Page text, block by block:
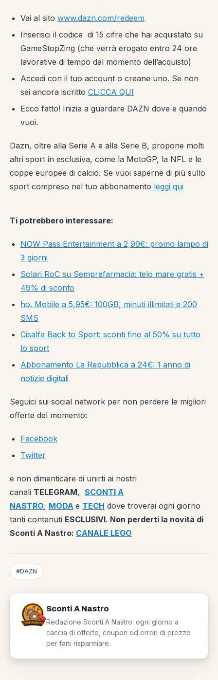
Vai al sito www.dazn.com/redeem
Inserisci il codice di 15 cifre che hai acquistato su
GameStopZing (che verrà erogato entro 24 ore
lavorative di tempo dal momento dell’acquisto)
Accedi con il tuo account o creane uno. Se non
sei ancora iscritto CLICCA QUI
Ecco fatto! Inizia a guardare DAZN dove e quando
vuoi.
Dazn, oltre alla Serie A e alla Serie B, propone molti
altri sport in esclusiva, come la MotoGP, la NFL e le
coppe europee di calcio. Se vuoi saperne di più sullo
sport compreso nel tuo abbonamento leggi qui
Ti potrebbero interessare:
NOW Pass Entertainment a 2,99€: promo lampo di
3 giorni
Solari RoC su Semprefarmacia: telo mare gratis +
49% di sconto
ho. Mobile a 5,95€: 100GB, minuti illimitati e 200
SMS
Cisalfa Back to Sport: sconti fino al 50% su tutto
lo sport
Abbonamento La Repubblica a 24€: 1 anno di
notizie digitali
Seguici sui social network per non perdere le migliori
offerte del momento:
Facebook
Twitter
e non dimenticare di unirti ai nostri
canali TELEGRAM, SCONTI A
NASTRO, MODA e TECH dove troverai ogni giorno
tanti contenuti ESCLUSIVI. Non perderti la novità di
Sconti A Nastro: CANALE LEGO
#DAZN
Sconti A Nastro
Redazione Sconti A Nastro: ogni giorno a
caccia di offerte, coupon ed errori di prezzo
per farti risparmiare.